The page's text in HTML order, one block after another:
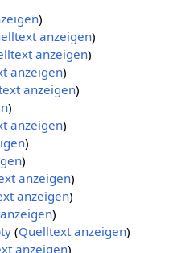
)
anzeigen)
anzeigen)
anzeigen)
anzeigen)
)
anzeigen)
)
)
anzeigen)
anzeigen)
)
(Quelltext anzeigen)
anzeigen)